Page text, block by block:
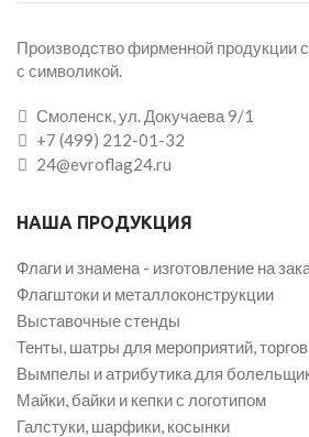
Производство фирменной продукции
с символикой.
Смоленск, ул. Докучаева 9/1
+7 (499) 212-01-32
24@evroflag24.ru
НАША ПРОДУКЦИЯ
Флаги и знамена - изготовление на
Флагштоки и металлоконструкции
Выставочные стенды
Тенты, шатры для мероприятий,
Вымпелы и атрибутика для
Майки, байки и кепки с логотипом
Галстуки, шарфики, косынки